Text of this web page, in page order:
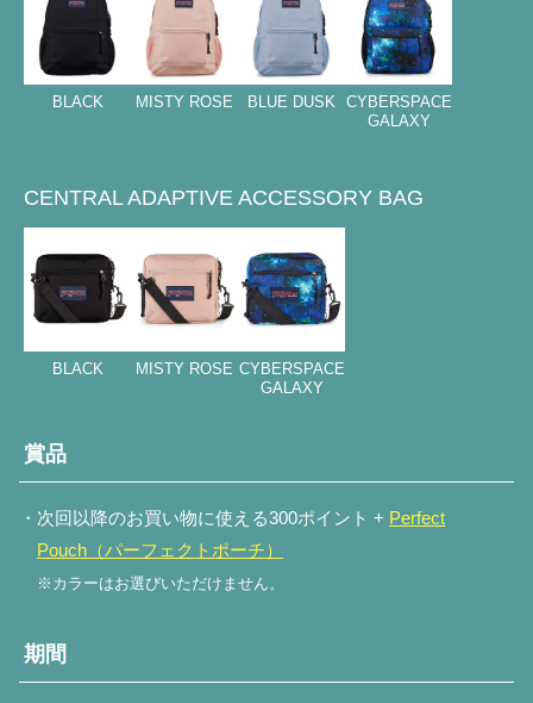
BLACK MISTY ROSE BLUE DUSK
CYBERSPACE
GALAXY
CENTRAL ADAPTIVE ACCESSORY BAG
BLACK MISTY ROSE CYBERSPACE
GALAXY
賞品
・次回以降のお買い物に使える300ポイント + Perfect
Pouch（パーフェクトポーチ）
※カラーはお選びいただけません。
期間